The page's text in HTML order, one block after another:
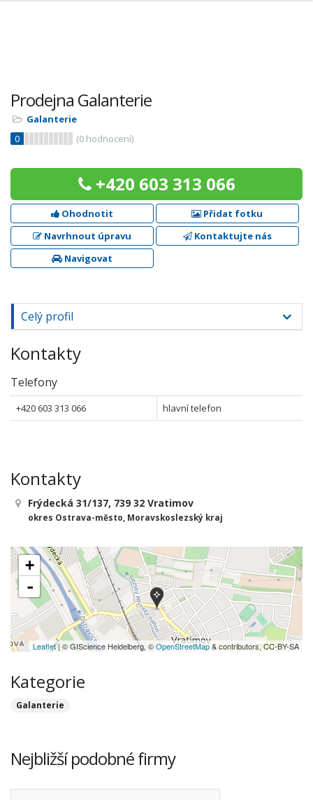
Prodejna Galanterie
Galanterie
0
(0 hodnocení)
+420 603 313 066
Ohodnotit
Přidat fotku
Navrhnout úpravu
Kontaktujte nás
Navigovat
Celý profil
Kontakty
Telefony
+420 603 313 066 hlavní telefon
Kontakty
Frýdecká 31/137, 739 32 Vratimov
okres Ostrava-město, Moravskoslezský kraj
+
-
Leaflet| © GIScience Heidelberg, ©OpenStreetMap& contributors, CC-BY-SA
Kategorie
Galanterie
Nejbližší podobné firmy